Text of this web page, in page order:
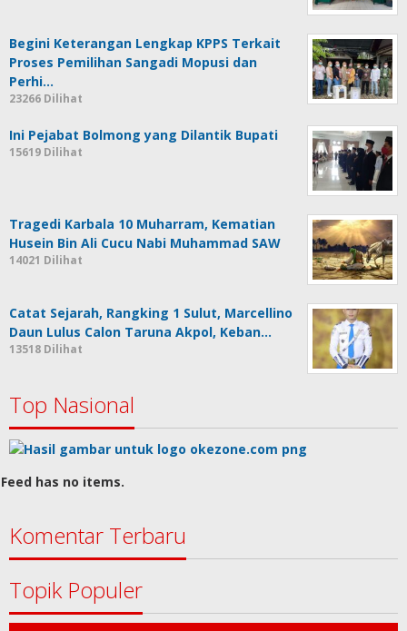
Begini Keterangan Lengkap KPPS Terkait
Proses Pemilihan Sangadi Mopusi dan
Perhi…
23266 Dilihat
Ini Pejabat Bolmong yang Dilantik Bupati
15619 Dilihat
Tragedi Karbala 10 Muharram, Kematian
Husein Bin Ali Cucu Nabi Muhammad SAW
14021 Dilihat
Catat Sejarah, Rangking 1 Sulut, Marcellino
Daun Lulus Calon Taruna Akpol, Keban…
13518 Dilihat
Top Nasional
Feed has no items.
Komentar Terbaru
Topik Populer